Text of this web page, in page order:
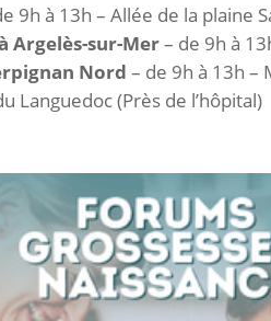
9h à 13h – Allée de la plaine
Argelès-sur-Mer– de 9h à
Nord – de 9h à 13h –
Languedoc (Près de l’hôpital)